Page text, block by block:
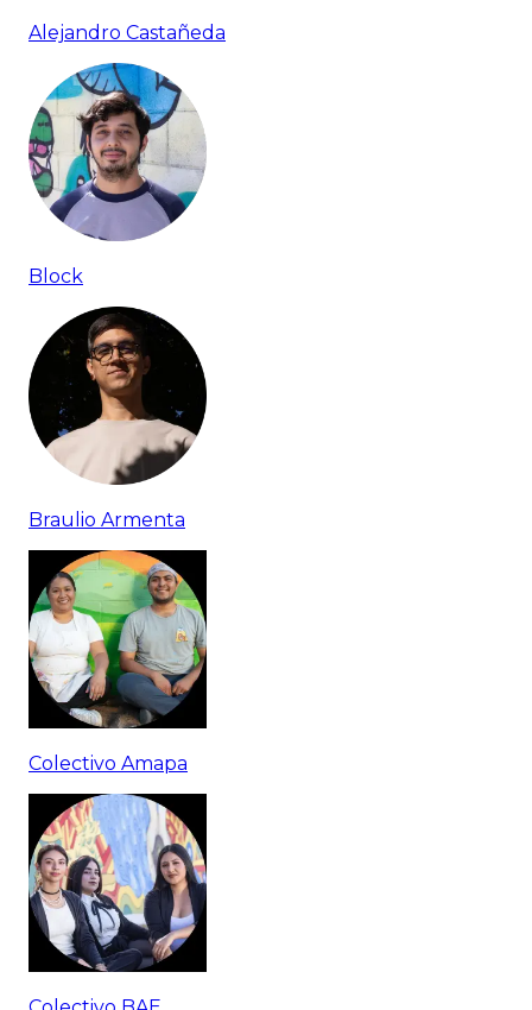
Alejandro Castañeda
Block
Braulio Armenta
Colectivo Amapa